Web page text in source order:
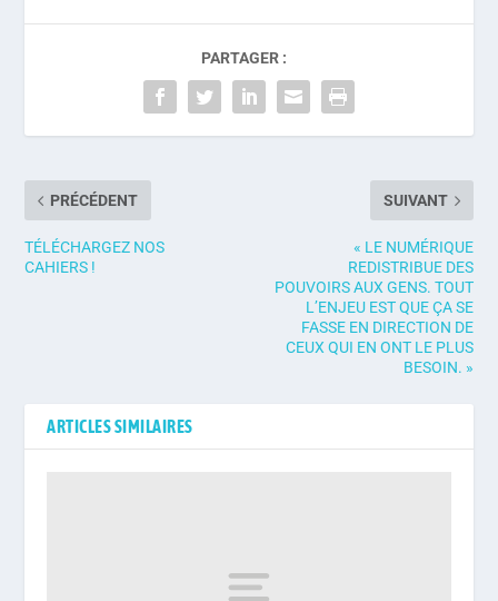
PARTAGER :
PRÉCÉDENT
TÉLÉCHARGEZ NOS
CAHIERS !
SUIVANT
« LE NUMÉRIQUE
REDISTRIBUE DES
POUVOIRS AUX GENS. TOUT
L’ENJEU EST QUE ÇA SE
FASSE EN DIRECTION DE
CEUX QUI EN ONT LE PLUS
BESOIN. »
ARTICLES SIMILAIRES